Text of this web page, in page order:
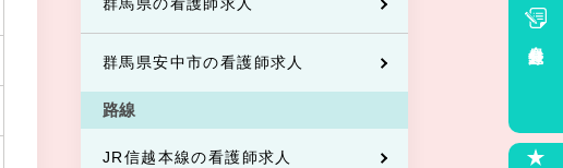
群馬県安中市の看護師求人
路線
JR信越本線の看護師求人